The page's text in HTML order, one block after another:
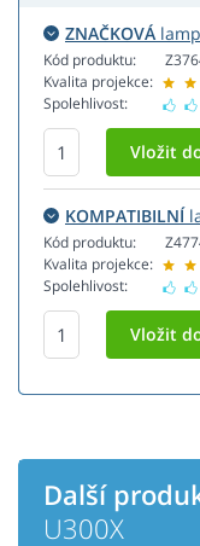
ZNAČKOVÁ
Kód produktu:
Kvalita projekce:
Spolehlivost:
KOMPATIBILNÍ
Kód produktu:
Kvalita projekce:
Spolehlivost:
Další
U300X